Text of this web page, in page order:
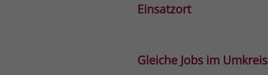
Einsatzort
Gleiche Jobs im Umkreis